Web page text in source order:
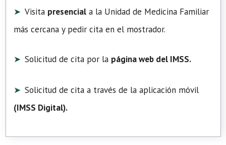
Visita presencial a la Unidad de Medicina Familiar
más cercana y pedir cita en el mostrador.
Solicitud de cita por la página web del IMSS.
Solicitud de cita a través de la aplicación móvil
(IMSS Digital).